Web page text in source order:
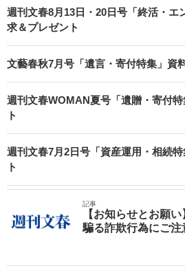
週刊文春8月13日・20日号「終活・エ
求＆プレゼント
文藝春秋7月号「遺言・寄付特集」資
週刊文春WOMAN夏号「遺贈・寄付
ト
週刊文春7月2日号「資産運用・相続
ト
記事
【お知らせとお願
騙る詐欺行為にご注